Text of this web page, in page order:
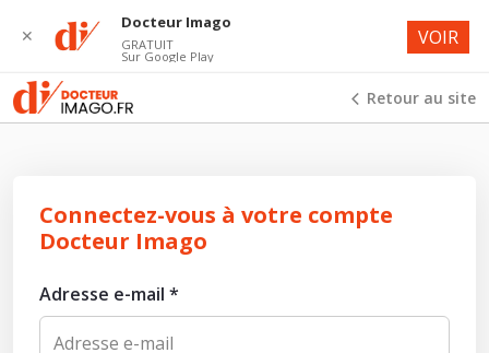
Retour au site
Connectez-vous à votre compte
Docteur Imago
Adresse e-mail *
✕
Docteur Imago
GRATUIT
Sur Google Play
VOIR